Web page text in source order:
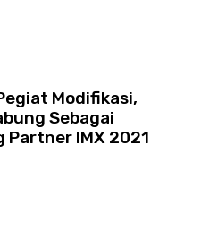
Modifikasi,
Sebagai
Partner IMX 2021